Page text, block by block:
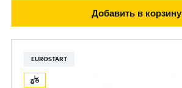
Добавить в корзину
EUROSTART